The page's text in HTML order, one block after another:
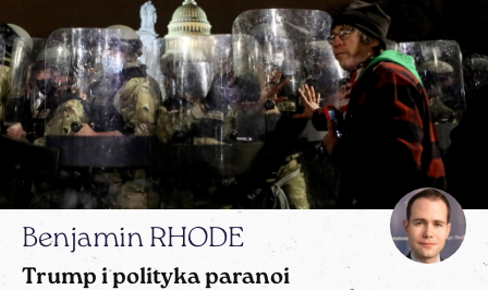
Benjamin RHODE
Trump i polityka paranoi